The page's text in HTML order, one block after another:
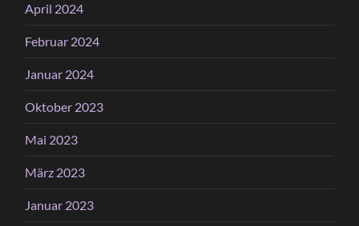
April 2024
Februar 2024
Januar 2024
Oktober 2023
Mai 2023
März 2023
Januar 2023